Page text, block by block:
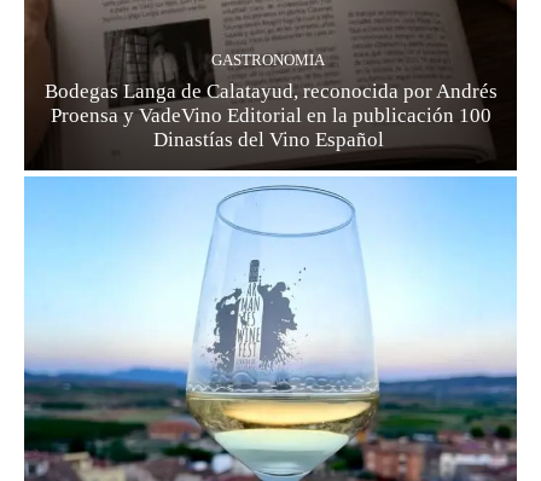
GASTRONOMIA
Bodegas Langa de Calatayud, reconocida por Andrés
Proensa y VadeVino Editorial en la publicación 100
Dinastías del Vino Español